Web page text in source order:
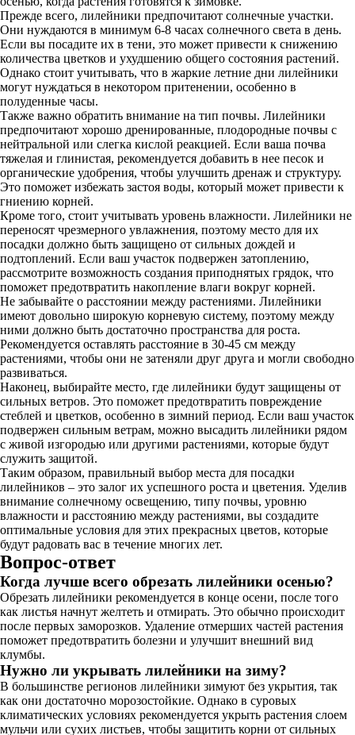
Прежде всего, лилейники предпочитают солнечные участки.
Они нуждаются в минимум 6-8 часах солнечного света в день.
Если вы посадите их в тени, это может привести к снижению
количества цветков и ухудшению общего состояния растений.
Однако стоит учитывать, что в жаркие летние дни лилейники
могут нуждаться в некотором притенении, особенно в
полуденные часы.
Также важно обратить внимание на тип почвы. Лилейники
предпочитают хорошо дренированные, плодородные почвы с
нейтральной или слегка кислой реакцией. Если ваша почва
тяжелая и глинистая, рекомендуется добавить в нее песок и
органические удобрения, чтобы улучшить дренаж и структуру.
Это поможет избежать застоя воды, который может привести к
гниению корней.
Кроме того, стоит учитывать уровень влажности. Лилейники не
переносят чрезмерного увлажнения, поэтому место для их
посадки должно быть защищено от сильных дождей и
подтоплений. Если ваш участок подвержен затоплению,
рассмотрите возможность создания приподнятых грядок, что
поможет предотвратить накопление влаги вокруг корней.
Не забывайте о расстоянии между растениями. Лилейники
имеют довольно широкую корневую систему, поэтому между
ними должно быть достаточно пространства для роста.
Рекомендуется оставлять расстояние в 30-45 см между
растениями, чтобы они не затеняли друг друга и могли свободно
развиваться.
Наконец, выбирайте место, где лилейники будут защищены от
сильных ветров. Это поможет предотвратить повреждение
стеблей и цветков, особенно в зимний период. Если ваш участок
подвержен сильным ветрам, можно высадить лилейники рядом
с живой изгородью или другими растениями, которые будут
служить защитой.
Таким образом, правильный выбор места для посадки
лилейников – это залог их успешного роста и цветения. Уделив
внимание солнечному освещению, типу почвы, уровню
влажности и расстоянию между растениями, вы создадите
оптимальные условия для этих прекрасных цветов, которые
будут радовать вас в течение многих лет.
Вопрос-ответ
Когда лучше всего обрезать лилейники осенью?
Обрезать лилейники рекомендуется в конце осени, после того
как листья начнут желтеть и отмирать. Это обычно происходит
после первых заморозков. Удаление отмерших частей растения
поможет предотвратить болезни и улучшит внешний вид
клумбы.
Нужно ли укрывать лилейники на зиму?
В большинстве регионов лилейники зимуют без укрытия, так
как они достаточно морозостойкие. Однако в суровых
климатических условиях рекомендуется укрыть растения слоем
мульчи или сухих листьев, чтобы защитить корни от сильных